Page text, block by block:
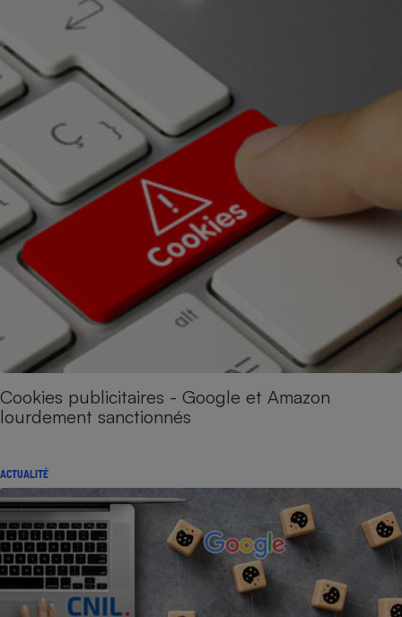
Cookies publicitaires - Google et Amazon
lourdement sanctionnés
ACTUALITÉ